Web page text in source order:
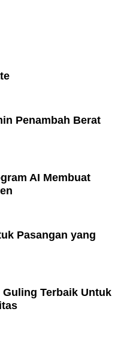
Penambah Berat
AI Membuat
Pasangan yang
Guling Terbaik Untuk